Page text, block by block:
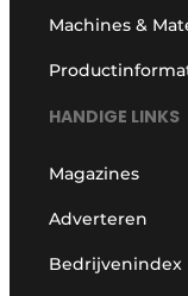
Machines &
HANDIGE LINKS
Magazines
Adverteren
Bedrijvenindex